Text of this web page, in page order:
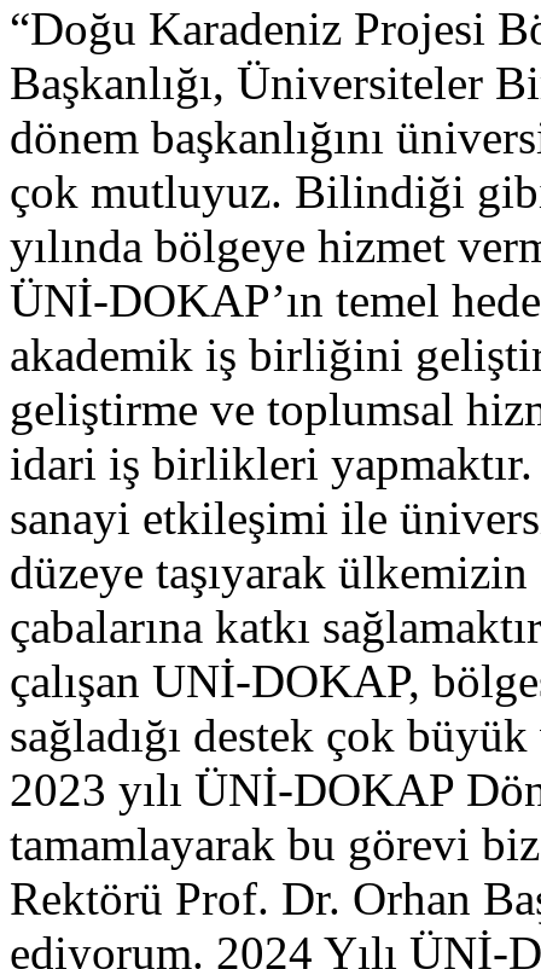
“Doğu Karadeniz Projesi
Başkanlığı, Üniversiteler
dönem başkanlığını
çok mutluyuz. Bilindiği
yılında bölgeye hizmet
ÜNİ-DOKAP’ın temel
akademik iş birliğini
geliştirme ve toplumsal
idari iş birlikleri
sanayi etkileşimi ile
düzeye taşıyarak
çabalarına katkı
çalışan UNİ-DOKAP,
sağladığı destek çok
2023 yılı ÜNİ-DOKAP
tamamlayarak bu görevi
Rektörü Prof. Dr. Orhan
ediyorum. 2024 Yılı ÜNİ-